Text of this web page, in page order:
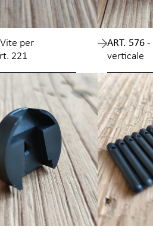
Vite per
221
ART. 576 -
verticale